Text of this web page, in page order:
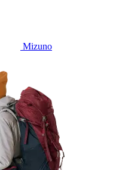
Mizuno